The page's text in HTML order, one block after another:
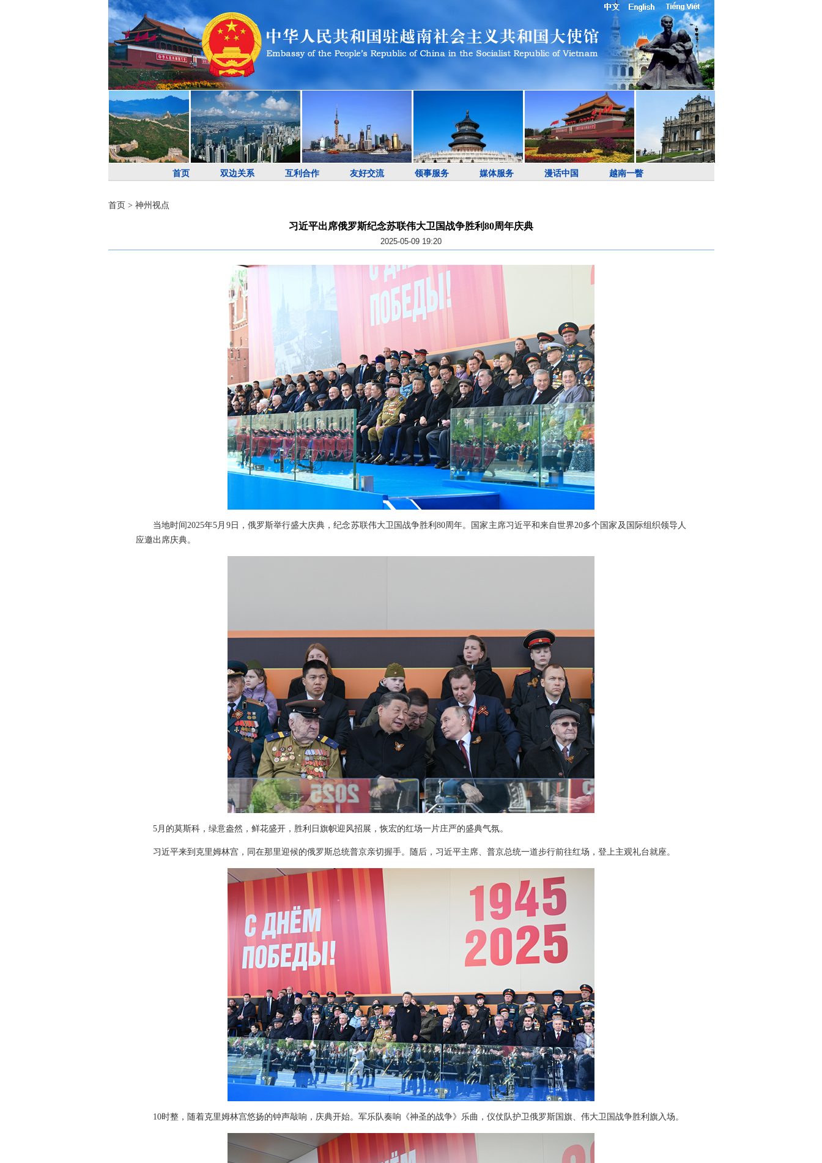
首页 双边关系 互利合作 友好交流 领事服务 媒体服务 漫话中国 越南一瞥
首页 > 神州视点
习近平出席俄罗斯纪念苏联伟大卫国战争胜利80周年庆典
2025-05-09 19:20
当地时间2025年5月9日，俄罗斯举行盛大庆典，纪念苏联伟大卫国战争胜利80周年。国家主席习近平和来自世界20多个国家及国际组织领导人
应邀出席庆典。
5月的莫斯科，绿意盎然，鲜花盛开，胜利日旗帜迎风招展，恢宏的红场一片庄严的盛典气氛。
习近平来到克里姆林宫，同在那里迎候的俄罗斯总统普京亲切握手。随后，习近平主席、普京总统一道步行前往红场，登上主观礼台就座。
10时整，随着克里姆林宫悠扬的钟声敲响，庆典开始。军乐队奏响《神圣的战争》乐曲，仪仗队护卫俄罗斯国旗、伟大卫国战争胜利旗入场。